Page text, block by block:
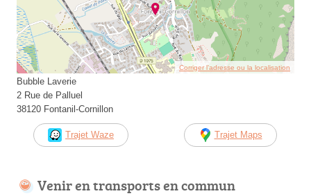
Corriger l’adresse ou la localisation
Bubble Laverie
2 Rue de Palluel
38120 Fontanil-Cornillon
Trajet Waze Trajet Maps
Venir en transports en commun